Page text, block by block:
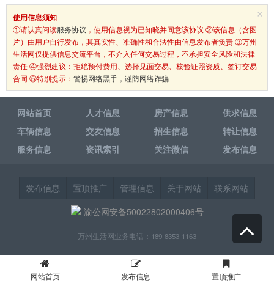
×
使用信息须知
①请认真阅读服务协议 ，使用信息视为已知晓并同意该协议 ②该信息（含图
片）由用户自行发布，其真实性、准确性和合法性由信息发布者负责 ③万州
生活网仅提供信息交流平台，不介入任何交易过程，不承担安全风险和法律
责任 ④强烈建议：拒绝预付费用、选择见面交易、核验证照资质、签订交易
合同 ⑤特别提示： 警惕网络黑手，谨防网络诈骗
网站首页 人才信息 房产信息
供求信息
车辆信息
交友信息 招生信息
转让信息
服务信息
资讯索引 关注微信 发布信息
发布信息 置顶推广 管理信息 关于网站
联系网站
渝公网安备50022802000406号
万州生活网业务电话：189-8353-1163
网站首页 发布信息 置顶推广